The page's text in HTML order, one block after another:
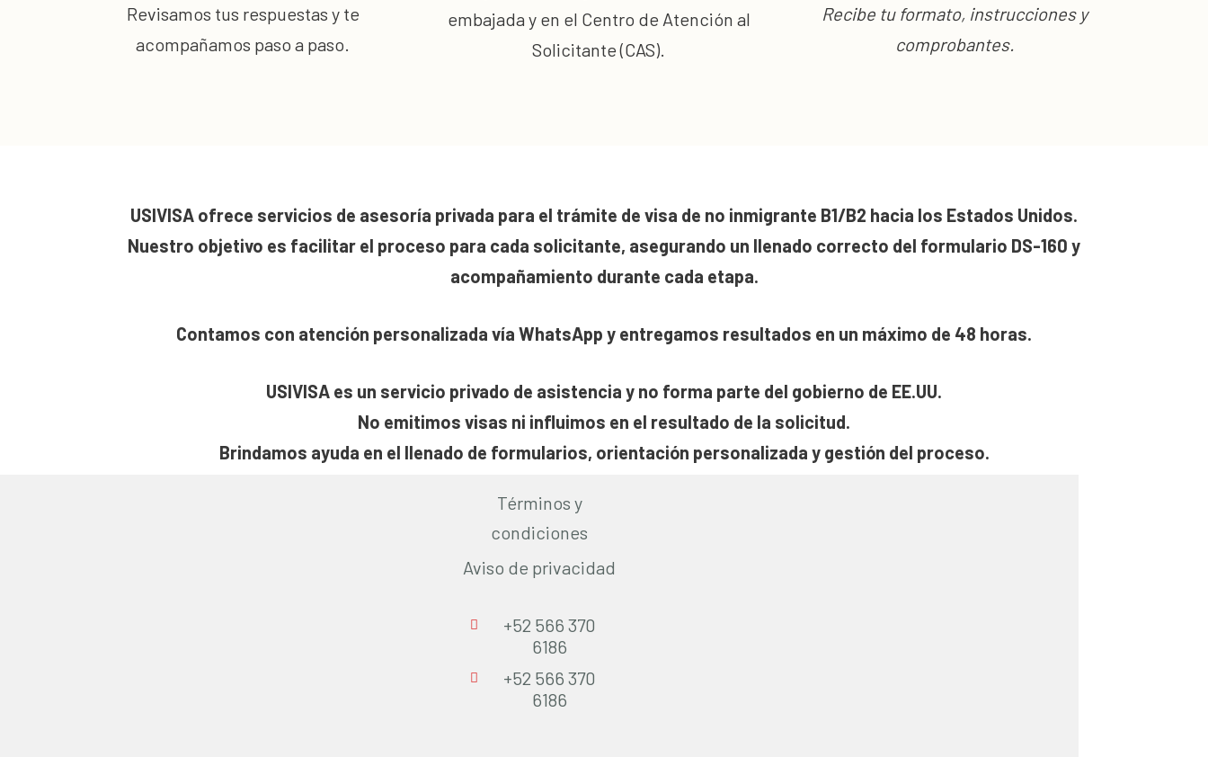
Revisamos tus respuestas y te
acompañamos paso a paso.
embajada y en el Centro de Atención al
Solicitante (CAS).
Recibe tu formato, instrucciones y
comprobantes.
USIVISA ofrece servicios de asesoría privada para el trámite de visa de no inmigrante B1/B2 hacia los Estados Unidos.
Nuestro objetivo es facilitar el proceso para cada solicitante, asegurando un llenado correcto del formulario DS-160 y
acompañamiento durante cada etapa.
Contamos con atención personalizada vía WhatsApp y entregamos resultados en un máximo de 48 horas.
USIVISA es un servicio privado de asistencia y no forma parte del gobierno de EE.UU.
No emitimos visas ni influimos en el resultado de la solicitud.
Brindamos ayuda en el llenado de formularios, orientación personalizada y gestión del proceso.
La aprobación de la visa depende únicamente del Consulado o Embajada.
El pago cubre nuestra asesoría, no incluye la tarifa oficial (MRV) del gobierno de EE.UU.
Términos y
condiciones
Aviso de privacidad
+52 566 370
6186
+52 566 370
6186